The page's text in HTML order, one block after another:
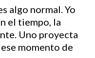
algo normal. Yo
el tiempo, la
Uno proyecta
momento de